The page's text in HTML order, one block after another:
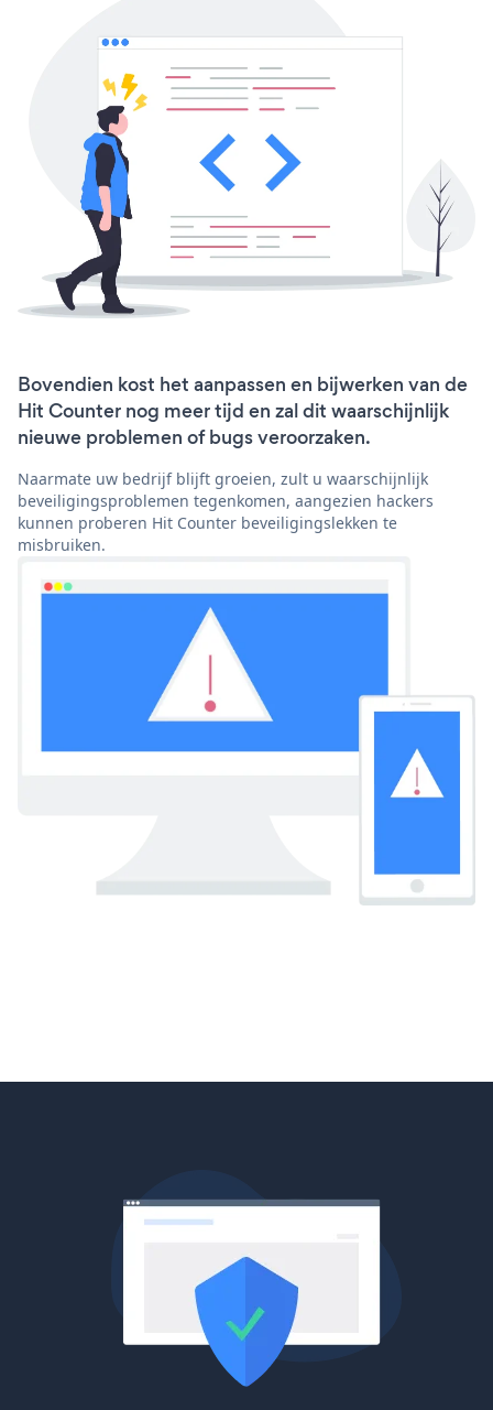
Bovendien kost het aanpassen en bijwerken van de
Hit Counter nog meer tijd en zal dit waarschijnlijk
nieuwe problemen of bugs veroorzaken.
Naarmate uw bedrijf blijft groeien, zult u waarschijnlijk
beveiligingsproblemen tegenkomen, aangezien hackers
kunnen proberen Hit Counter beveiligingslekken te
misbruiken.